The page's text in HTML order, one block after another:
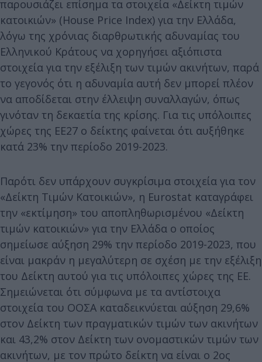
παρουσιάζει επίσημα τα στοιχεία «Δείκτη τιμών
κατοικιών» (House Price Index) για την Ελλάδα,
λόγω της χρόνιας διαρθρωτικής αδυναμίας του
Ελληνικού Κράτους να χορηγήσει αξιόπιστα
στοιχεία για την εξέλιξη των τιμών ακινήτων, παρά
το γεγονός ότι η αδυναμία αυτή δεν μπορεί πλέον
να αποδίδεται στην έλλειψη συναλλαγών, όπως
γινόταν τη δεκαετία της κρίσης. Για τις υπόλοιπες
χώρες της ΕΕ27 ο δείκτης φαίνεται ότι αυξήθηκε
κατά 23% την περίοδο 2019-2023.
Παρότι δεν υπάρχουν συγκρίσιμα στοιχεία για τον
«Δείκτη Τιμών Κατοικιών», η Eurostat καταγράφει
την «εκτίμηση» του αποπληθωρισμένου «Δείκτη
τιμών κατοικιών» για την Ελλάδα ο οποίος
σημείωσε αύξηση 29% την περίοδο 2019-2023, που
είναι μακράν η μεγαλύτερη σε σχέση με την εξέλιξη
του Δείκτη αυτού για τις υπόλοιπες χώρες της ΕΕ.
Σημειώνεται ότι σύμφωνα με τα αντίστοιχα
στοιχεία του ΟΟΣΑ καταδεικνύεται αύξηση 29,6%
στον Δείκτη των πραγματικών τιμών των ακινήτων
και 43,2% στον Δείκτη των ονομαστικών τιμών των
ακινήτων, με τον πρώτο δείκτη να είναι ο 2ος